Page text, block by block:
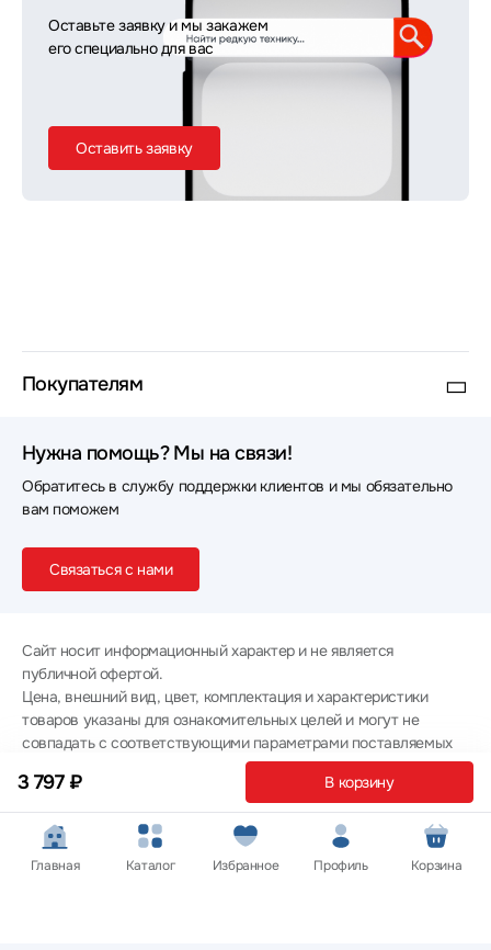
3 797 ₽ В корзину
Оставьте заявку и мы закажем
его специально для вас
Оставить заявку
Покупателям
Нужна помощь? Мы на связи!
Обратитесь в службу поддержки клиентов и мы обязательно
вам поможем
Связаться с нами
Сайт носит информационный характер и не является
публичной офертой.
Цена, внешний вид, цвет, комплектация и характеристики
товаров указаны для ознакомительных целей и могут не
совпадать с соответствующими параметрами поставляемых
товаров - уточняйте информацию у менеджера при
оформлении заказа.
Политика конфиденциальности
© 2012 — 2026 ООО «Эпл Тэк»
Главная Каталог Избранное Профиль Корзина